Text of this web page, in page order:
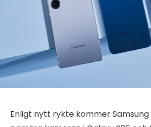
Enligt nytt rykte kommer